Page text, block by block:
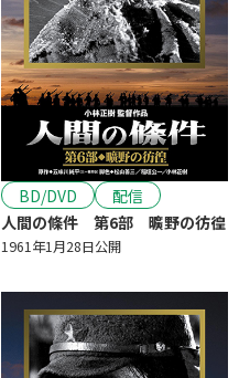
BD/DVD
配信
人間の條件 第6部 曠野の彷徨
1961年1月28日公開